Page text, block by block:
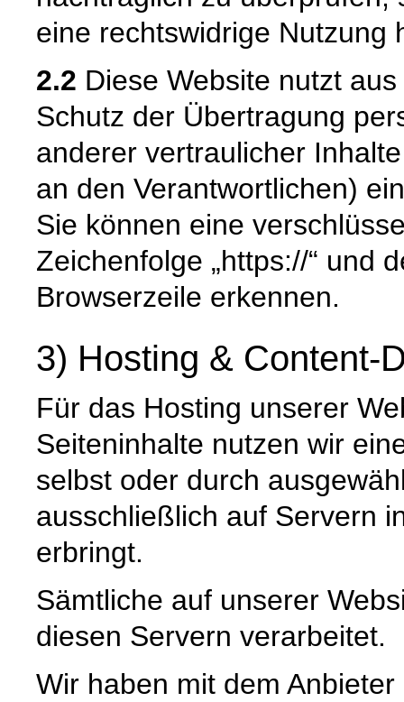
eine rechtswidrige Nutzung
2.2 Diese Website nutzt
Schutz der Übertragung
anderer vertraulicher
an den Verantwortlichen)
Sie können eine
Zeichenfolge „https://“ und
Browserzeile erkennen.
3) Hosting & Content-
Für das Hosting unserer
Seiteninhalte nutzen wir
selbst oder durch
ausschließlich auf Servern
erbringt.
Sämtliche auf unserer
diesen Servern verarbeitet.
Wir haben mit dem Anbieter